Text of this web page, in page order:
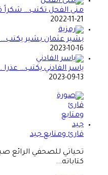
منى الفحل تكتب… شكراً
2022-11-21
بشير عثمان بشير يكتب… الــ50 بإحساس
2023-10-16
ياسر الفادني يكتب…
2023-09-13
قارئ ومتابع جيد
تحياتي للصحفي الرائع
كتاباته...